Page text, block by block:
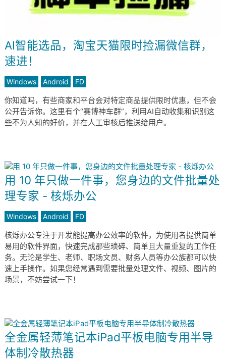
AI智能选品，淘宝天猫限时捡漏微信群，
速进！
Windows Android FD
你知道吗，有些商家和平台会对特定商品提供限时优惠，但不会
公开告诉你。这里有个“赛博神车群”，利用AI自动收集和识别这
些不为人知的好价，并在人工审核后推送给用户。
用 10 年只做一件事，您身边的文件批量处
理专家 - 核烁办公
Windows Android FD
核烁办公专注于开发能提高办公效率的软件，为使用者提供简单
易用的软件界面，快速完成那些琐碎、简单且大量重复的工作任
务。无论是学生、老师、职场文员、财务人员等办公族都可以快
速上手操作。如果您经常遇到需要批量处理文件、视频、图片的
场景，不妨尝试一下！
全金属轻薄笔记本iPad平板电脑专用半导
体制冷散热器